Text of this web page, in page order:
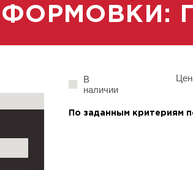
В
наличии
По заданным критериям